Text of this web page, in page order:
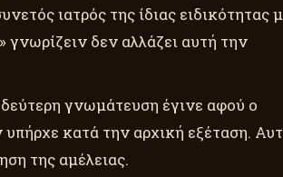
ιατρός της ίδιας ειδικότητας
δεν αλλάζει αυτή την
γνωμάτευση έγινε αφού ο
κατά την αρχική εξέταση.
της αμέλειας.